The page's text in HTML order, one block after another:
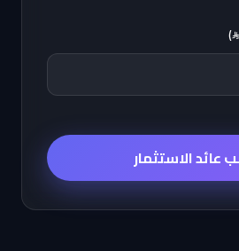
)
عائد الاستثمار